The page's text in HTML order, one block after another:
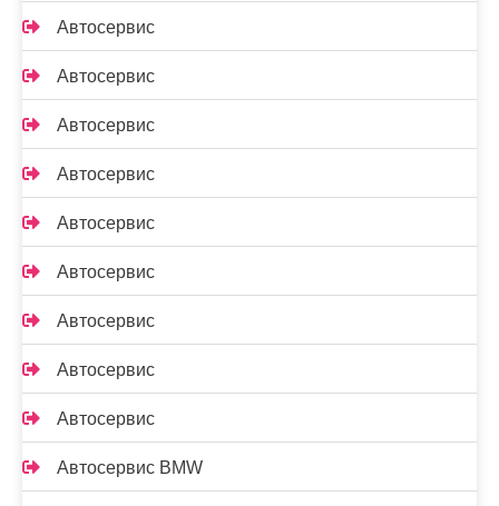
Автосервис
Автосервис
Автосервис
Автосервис
Автосервис
Автосервис
Автосервис
Автосервис
Автосервис
Автосервис BMW